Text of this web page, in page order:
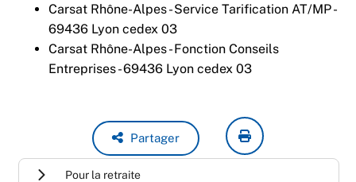
Carsat Rhône-Alpes - Service Tarification AT/MP -
69436 Lyon cedex 03
Carsat Rhône-Alpes - Fonction Conseils
Entreprises - 69436 Lyon cedex 03
Partager
Pour la retraite